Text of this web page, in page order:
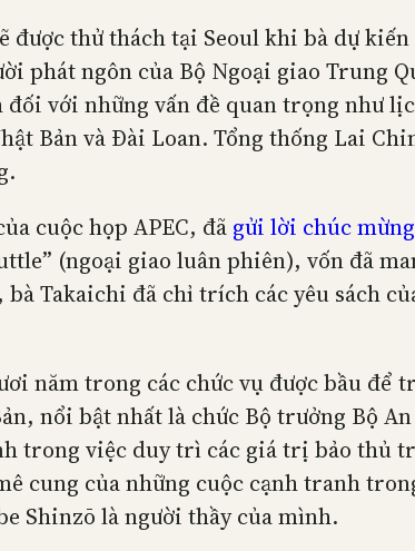
được thử thách tại Seoul khi bà dự
phát ngôn của Bộ Ngoại giao Trung
với những vấn đề quan trọng như
Bản và Đài Loan. Tổng thống Lai
cuộc họp APEC, đã gửi lời chúc mừng
(ngoại giao luân phiên), vốn đã
bà Takaichi đã chỉ trích các yêu sách
năm trong các chức vụ được bầu
nổi bật nhất là chức Bộ trưởng Bộ
trong việc duy trì các giá trị bảo
cung của những cuộc cạnh tranh
Shinzō là người thầy của mình.